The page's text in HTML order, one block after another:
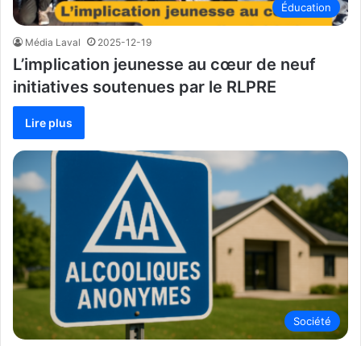
Éducation
Média Laval 2025-12-19
L’implication jeunesse au cœur de neuf
initiatives soutenues par le RLPRE
Lire plus
Société